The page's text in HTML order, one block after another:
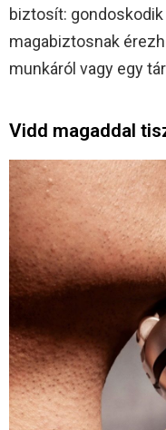
biztosít:
magabiztosnak
munkáról vagy egy
Vidd magaddal